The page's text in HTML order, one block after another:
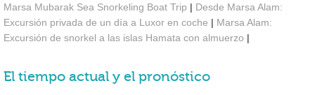
Marsa Mubarak Sea Snorkeling Boat Trip | Desde Marsa Alam:
Excursión privada de un día a Luxor en coche | Marsa Alam:
Excursión de snorkel a las islas Hamata con almuerzo |
El tiempo actual y el pronóstico